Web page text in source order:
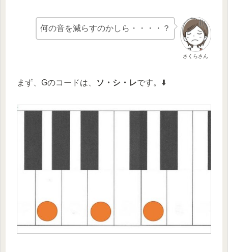
さくらさん
何の音を減らすのかしら・・・・？
まず、Gのコードは、 ソ・シ・レです。⬇️